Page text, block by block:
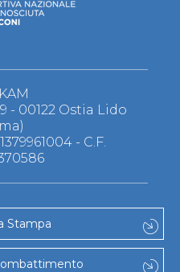
- 00122 Ostia Lido
- C.F.
Stampa